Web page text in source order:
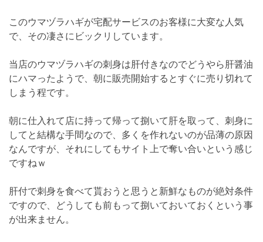
このウマヅラハギが宅配サービスのお客様に大変な人気
で、その凄さにビックリしています。
当店のウマヅラハギの刺身は肝付きなのでどうやら肝醤油
にハマったようで、朝に販売開始するとすぐに売り切れて
しまう程です。
朝に仕入れて店に持って帰って捌いて肝を取って、刺身に
してと結構な手間なので、多くを作れないのが品薄の原因
なんですが、それにしてもサイト上で奪い合いという感じ
ですねｗ
肝付で刺身を食べて貰おうと思うと新鮮なものが絶対条件
ですので、どうしても前もって捌いておいておくという事
が出来ません。